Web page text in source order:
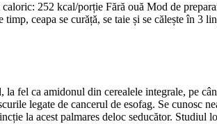
252 kcal/porție Fără ouă Mod de
ceapa se curăță, se taie și se călește în 3
fel ca amidonul din cerealele integrale, pe
legate de cancerul de esofag. Se cunosc
la acest palmares deloc seducător. Studiul